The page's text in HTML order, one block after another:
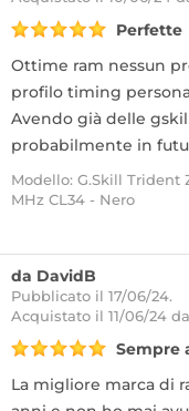
Perfette
Ottime ram nessun
profilo timing
Avendo già delle
probabilmente in
Modello: G.Skill Trident
MHz CL34 - Nero
da DavidB
Pubblicato il 17/06/24.
Acquistato il 11/06/24
Sempre
La migliore marca di